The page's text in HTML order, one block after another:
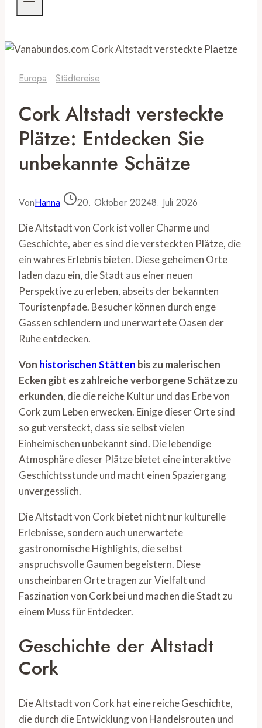
Europa · Städtereise
Cork Altstadt versteckte
Plätze: Entdecken Sie
unbekannte Schätze
VonHanna 20. Oktober 20248. Juli 2026
Die Altstadt von Cork ist voller Charme und
Geschichte, aber es sind die versteckten Plätze, die
ein wahres Erlebnis bieten. Diese geheimen Orte
laden dazu ein, die Stadt aus einer neuen
Perspektive zu erleben, abseits der bekannten
Touristenpfade. Besucher können durch enge
Gassen schlendern und unerwartete Oasen der
Ruhe entdecken.
Von historischen Stätten bis zu malerischen
Ecken gibt es zahlreiche verborgene Schätze zu
erkunden, die die reiche Kultur und das Erbe von
Cork zum Leben erwecken. Einige dieser Orte sind
so gut versteckt, dass sie selbst vielen
Einheimischen unbekannt sind. Die lebendige
Atmosphäre dieser Plätze bietet eine interaktive
Geschichtsstunde und macht einen Spaziergang
unvergesslich.
Die Altstadt von Cork bietet nicht nur kulturelle
Erlebnisse, sondern auch unerwartete
gastronomische Highlights, die selbst
anspruchsvolle Gaumen begeistern. Diese
unscheinbaren Orte tragen zur Vielfalt und
Faszination von Cork bei und machen die Stadt zu
einem Muss für Entdecker.
Geschichte der Altstadt
Cork
Die Altstadt von Cork hat eine reiche Geschichte,
die durch die Entwicklung von Handelsrouten und